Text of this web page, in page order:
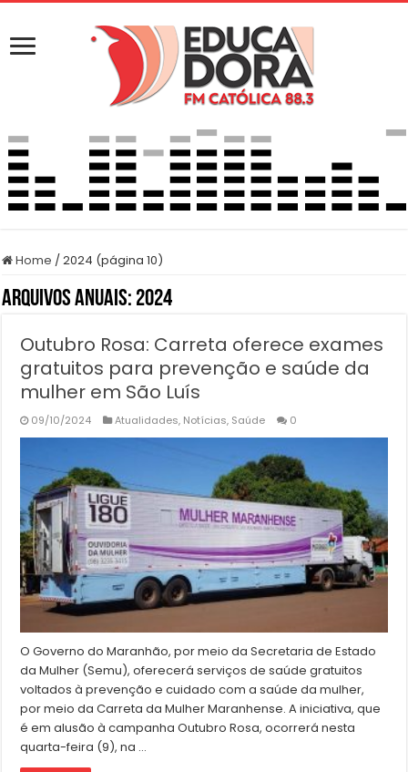
Home /2024 (página 10)
Arquivos Anuais: 2024
Outubro Rosa: Carreta oferece exames
gratuitos para prevenção e saúde da
mulher em São Luís
09/10/2024 Atualidades, Notícias, Saúde 0
O Governo do Maranhão, por meio da Secretaria de Estado
da Mulher (Semu), oferecerá serviços de saúde gratuitos
voltados à prevenção e cuidado com a saúde da mulher,
por meio da Carreta da Mulher Maranhense. A iniciativa, que
é em alusão à campanha Outubro Rosa, ocorrerá nesta
quarta-feira (9), na …